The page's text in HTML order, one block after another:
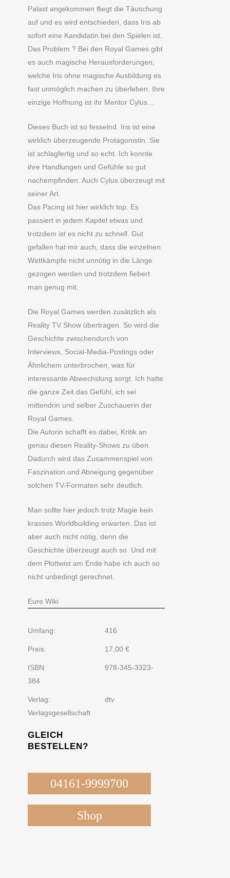
Palast angekommen fliegt die Täuschung
auf und es wird entschieden, dass Iris ab
sofort eine Kandidatin bei den Spielen ist.
Das Problem ? Bei den Royal Games gibt
es auch magische Herausforderungen,
welche Iris ohne magische Ausbildung es
fast unmöglich machen zu überleben. Ihre
einzige Hoffnung ist ihr Mentor Cylus…
Dieses Buch ist so fesselnd. Iris ist eine
wirklich überzeugende Protagonistin. Sie
ist schlagfertig und so echt. Ich konnte
ihre Handlungen und Gefühle so gut
nachempfinden. Auch Cylus überzeugt mit
seiner Art.
Das Pacing ist hier wirklich top. Es
passiert in jedem Kapitel etwas und
trotzdem ist es nicht zu schnell. Gut
gefallen hat mir auch, dass die einzelnen
Wettkämpfe nicht unnötig in die Länge
gezogen werden und trotzdem fiebert
man genug mit.
Die Royal Games werden zusätzlich als
Reality TV Show übertragen. So wird die
Geschichte zwischendurch von
Interviews, Social-Media-Postings oder
Ähnlichem unterbrochen, was für
interessante Abwechslung sorgt. Ich hatte
die ganze Zeit das Gefühl, ich sei
mittendrin und selber Zuschauerin der
Royal Games.
Die Autorin schafft es dabei, Kritik an
genau diesen Reality-Shows zu üben.
Dadurch wird das Zusammenspiel von
Faszination und Abneigung gegenüber
solchen TV-Formaten sehr deutlich.
Man sollte hier jedoch trotz Magie kein
krasses Worldbuilding erwarten. Das ist
aber auch nicht nötig, denn die
Geschichte überzeugt auch so. Und mit
dem Plottwist am Ende habe ich auch so
nicht unbedingt gerechnet.
Eure Wiki
Umfang: 416
Preis: 17,00 €
ISBN:
978-345-3323-
384
Verlag:
dtv
Verlagsgesellschaft
GLEICH
BESTELLEN?
04161-9999700
Shop